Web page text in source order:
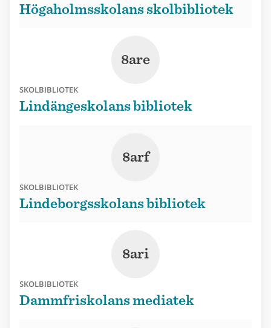
Högaholmsskolans skolbibliotek
8are
SKOLBIBLIOTEK
Lindängeskolans bibliotek
8arf
SKOLBIBLIOTEK
Lindeborgsskolans bibliotek
8ari
SKOLBIBLIOTEK
Dammfriskolans mediatek